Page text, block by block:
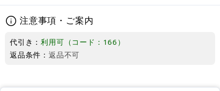
注意事項・ご案内
代引き：利用可（コード：166）
返品条件： 返品不可